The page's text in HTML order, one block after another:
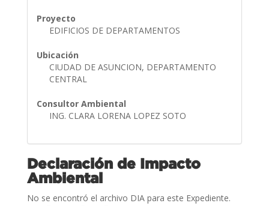
Proyecto
EDIFICIOS DE DEPARTAMENTOS
Ubicación
CIUDAD DE ASUNCION, DEPARTAMENTO
CENTRAL
Consultor Ambiental
ING. CLARA LORENA LOPEZ SOTO
Declaración de Impacto
Ambiental
No se encontró el archivo DIA para este Expediente.